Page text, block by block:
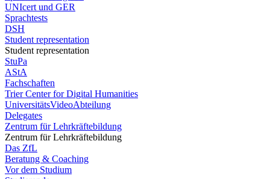
UNIcert und GER
Sprachtests
DSH
Student representation
Student representation
StuPa
AStA
Fachschaften
Trier Center for Digital Humanities
UniversitätsVideoAbteilung
Delegates
Zentrum für Lehrkräftebildung
Zentrum für Lehrkräftebildung
Das ZfL
Beratung & Coaching
Vor dem Studium